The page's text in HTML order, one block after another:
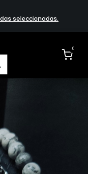
selecciona​das.
0